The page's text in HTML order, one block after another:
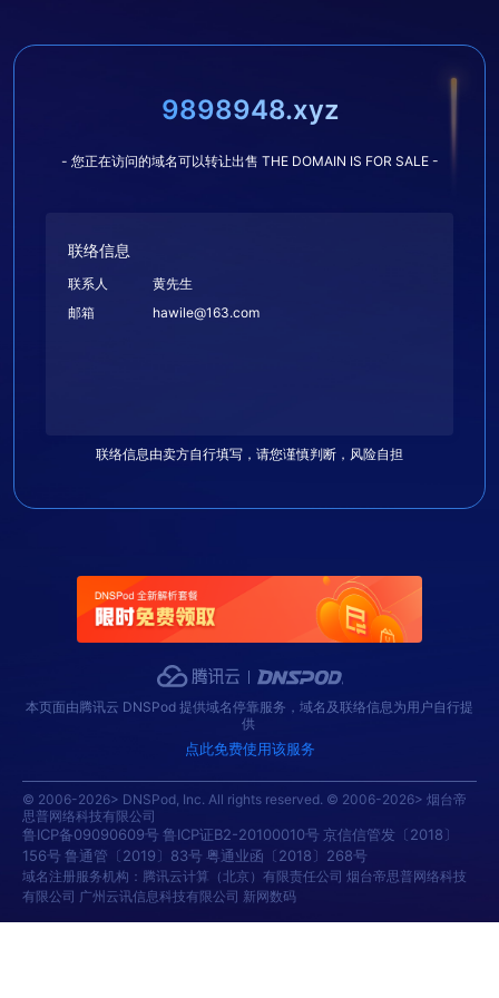
9898948.xyz
- 您正在访问的域名可以转让出售 THE DOMAIN IS FOR SALE -
联络信息
联系人
黄先生
邮箱
hawile@163.com
联络信息由卖方自行填写，请您谨慎判断，风险自担
本页面由腾讯云 DNSPod 提供域名停靠服务，域名及联络信息为用户自行提
供
点此免费使用该服务
© 2006-2026> DNSPod, Inc. All rights reserved. © 2006-2026> 烟台帝
思普网络科技有限公司
鲁ICP备09090609号 鲁ICP证B2-20100010号 京信信管发〔2018〕
156号 鲁通管〔2019〕83号 粤通业函〔2018〕268号
域名注册服务机构：腾讯云计算（北京）有限责任公司 烟台帝思普网络科技
有限公司 广州云讯信息科技有限公司 新网数码